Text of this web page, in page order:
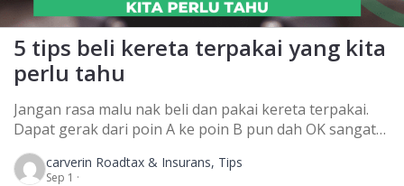
5 tips beli kereta terpakai yang kita
perlu tahu
Jangan rasa malu nak beli dan pakai kereta terpakai.
Dapat gerak dari poin A ke poin B pun dah OK sangat
dah. Lagi dengan ekonomi tak menentu ni. Mestilah
nak kena kurangkan hutang dan bijak berbelanja! Tapi
carverin Roadtax & Insurans, Tips
Sep 1 ·